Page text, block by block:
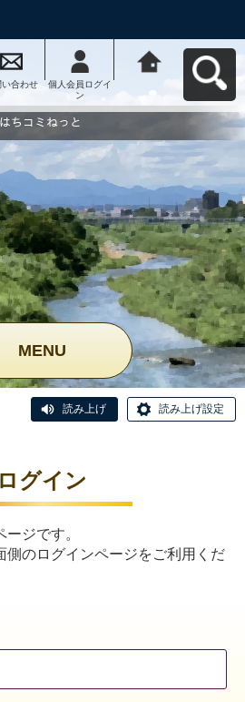
い合わせ
個人会員ログイ
ン
動応援ｻｲﾄ はち
コミねっとへ戻
ちコミねっと
MENU
読み上げ 読み上げ設定
ログイン
ジです。
側のログインページをご利用くだ